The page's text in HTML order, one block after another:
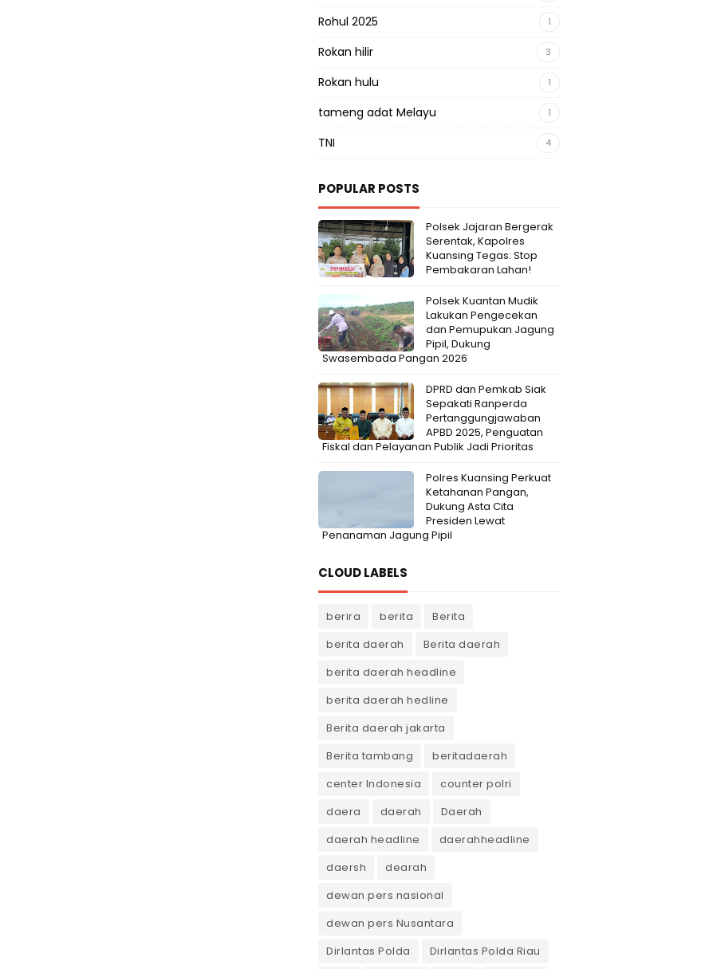
Rohul 2025 1
Rokan hilir 3
Rokan hulu 1
tameng adat Melayu 1
TNI 4
POPULAR POSTS
Polsek Jajaran Bergerak
Serentak, Kapolres
Kuansing Tegas: Stop
Pembakaran Lahan!
Polsek Kuantan Mudik
Lakukan Pengecekan
dan Pemupukan Jagung
Pipil, Dukung
Swasembada Pangan 2026
DPRD dan Pemkab Siak
Sepakati Ranperda
Pertanggungjawaban
APBD 2025, Penguatan
Fiskal dan Pelayanan Publik Jadi Prioritas
Polres Kuansing Perkuat
Ketahanan Pangan,
Dukung Asta Cita
Presiden Lewat
Penanaman Jagung Pipil
CLOUD LABELS
berira berita
Berita
berita daerah
Berita daerah
berita daerah headline
berita daerah hedline
Berita daerah jakarta
Berita tambang
beritadaerah
center Indonesia
counter polri
daera
daerah
Daerah
daerah headline
daerahheadline
daersh
dearah
dewan pers nasional
dewan pers Nusantara
Dirlantas Polda
Dirlantas Polda Riau